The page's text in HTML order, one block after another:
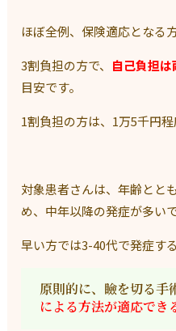
ほぼ全例、保険適応となる
3割負担の方で、 自己負担
目安です。
1割負担の方は、 1万5千円程
対象患者さんは、年齢とと
め、中年以降の発症が多いで
早い方では3-40代で発症す
原則的に、瞼を切る手
による方法が適応でき